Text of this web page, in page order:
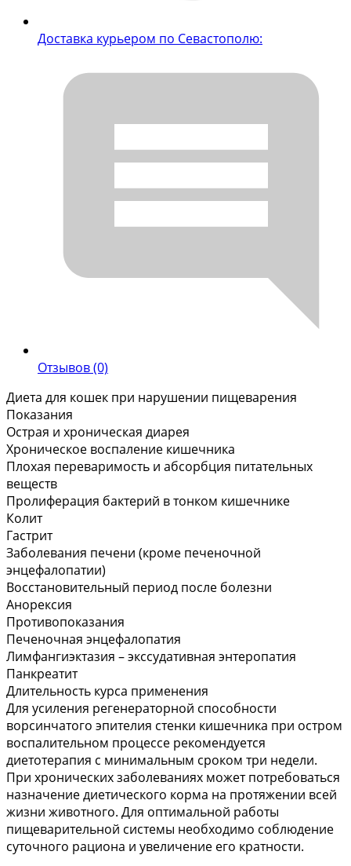
Доставка курьером по Севастополю:
Отзывов (0)
Диета для кошек при нарушении пищеварения
Показания
Острая и хроническая диарея
Хроническое воспаление кишечника
Плохая переваримость и абсорбция питательных
веществ
Пролиферация бактерий в тонком кишечнике
Колит
Гастрит
Заболевания печени (кроме печеночной
энцефалопатии)
Восстановительный период после болезни
Анорексия
Противопоказания
Печеночная энцефалопатия
Лимфангиэктазия – экссудативная энтеропатия
Панкреатит
Длительность курса применения
Для усиления регенераторной способности
ворсинчатого эпителия стенки кишечника при остром
воспалительном процессе рекомендуется
диетотерапия с минимальным сроком три недели.
При хронических заболеваниях может потребоваться
назначение диетического корма на протяжении всей
жизни животного. Для оптимальной работы
пищеварительной системы необходимо соблюдение
суточного рациона и увеличение его кратности.